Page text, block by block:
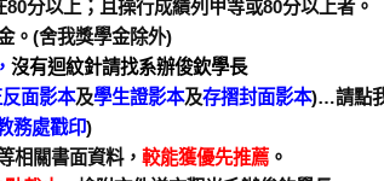
分以上；且操行成績列甲等或80分以上者。
。(舍我獎學金除外)
沒有迴紋針請找系辦俊欽學長
面影本及學生證影本及存摺封面影本)…請點
務處戳印)
相關書面資料， 較能獲優先推薦。